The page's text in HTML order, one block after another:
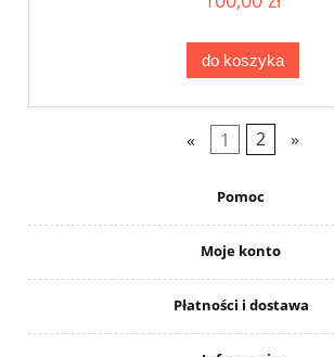
do koszyka
« 1 2 »
Pomoc
Moje konto
Płatności i dostawa